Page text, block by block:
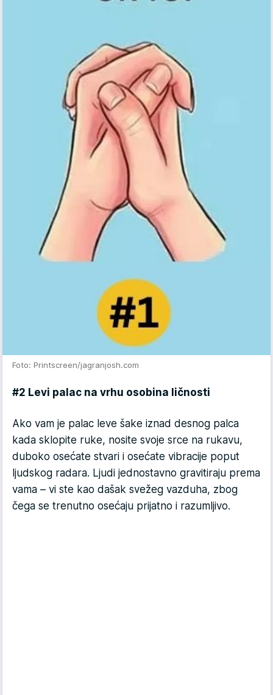
Foto: Printscreen/jagranjosh.com
#2 Levi palac na vrhu osobina ličnosti
Ako vam je palac leve šake iznad desnog palca
kada sklopite ruke, nosite svoje srce na rukavu,
duboko osećate stvari i osećate vibracije poput
ljudskog radara. Ljudi jednostavno gravitiraju prema
vama – vi ste kao dašak svežeg vazduha, zbog
čega se trenutno osećaju prijatno i razumljivo.